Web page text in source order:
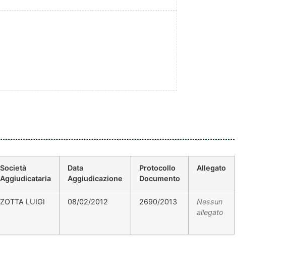
Società
Aggiudicataria
Data
Aggiudicazione
Protocollo
Documento
Allegato
ZOTTA LUIGI 08/02/2012 2690/2013
Nessun
allegato